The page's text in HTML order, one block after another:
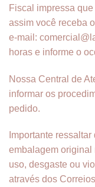
Fiscal impressa
assim você receba
e-mail:
horas e informe o
Nossa Central de
informar os
pedido.
Importante
embalagem original
uso, desgaste ou
através dos